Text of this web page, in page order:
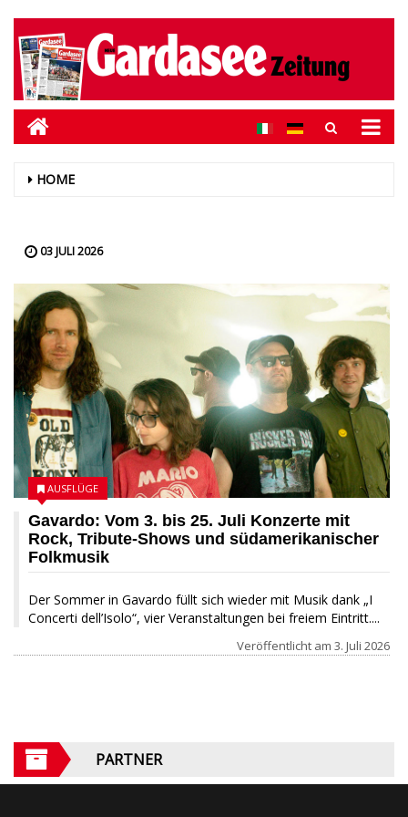
HOME
03 JULI 2026
Gavardo: Vom 3. bis 25. Juli Konzerte mit
Rock, Tribute-Shows und südamerikanischer
Folkmusik
Der Sommer in Gavardo füllt sich wieder mit Musik dank „I
Concerti dell’Isolo“, vier Veranstaltungen bei freiem Eintritt....
AUSFLÜGE
Veröffentlicht am 3. Juli 2026
PARTNER